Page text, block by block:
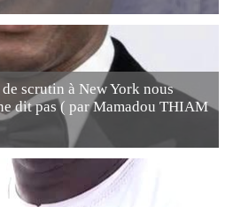
scrutin à New York nous
dit pas ( par Mamadou THIAM